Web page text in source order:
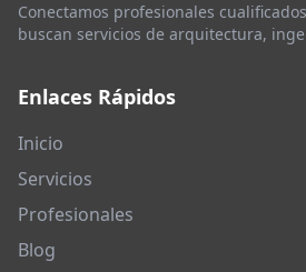
Conectamos profesionales
buscan servicios de arquitectura,
Enlaces Rápidos
Inicio
Servicios
Profesionales
Blog